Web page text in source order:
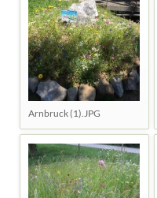
Arnbruck (1).JPG